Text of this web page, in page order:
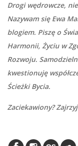
Drogi wędrowcze,
Nazywam się Ewa
blogiem. Piszę o
Harmonii, Życiu w
Rozwoju.
kwestionuję
Ścieżki Bycia.
Zaciekawiony?